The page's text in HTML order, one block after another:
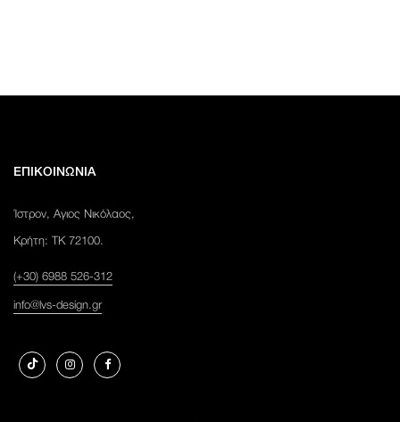
ΕΠΙΚΟΙΝΩΝΙΑ
Ίστρον, Αγιος Νικόλαος,
Κρήτη: ΤΚ 72100.
(+30) 6988 526-312
info@lvs-design.gr